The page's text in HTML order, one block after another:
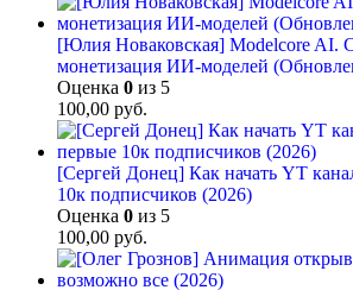
[Юлия Новаковская] Modelcore AI.
монетизация ИИ-моделей
Оценка 0 из 5
100,00 руб.
[Сергей Донец] Как начать YT
10к подписчиков (2026)
Оценка 0 из 5
100,00 руб.